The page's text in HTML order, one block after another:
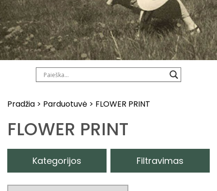
Pradžia > Parduotuvė > FLOWER PRINT
FLOWER PRINT
Kategorijos Filtravimas